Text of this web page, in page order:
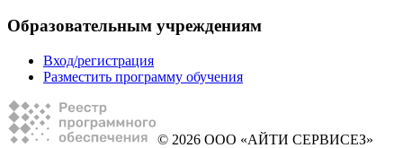
Образовательным учреждениям
Вход/регистрация
Разместить программу обучения
© 2026 ООО «АЙТИ СЕРВИСЕЗ»